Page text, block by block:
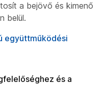
a bejövő és kimenő
belül.
együttműködési
és a